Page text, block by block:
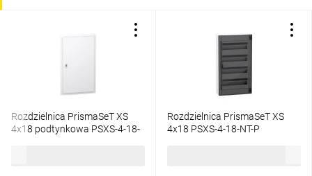
Rozdzielnica PrismaSeT XS
4x18 podtynkowa PSXS-4-18-
Rozdzielnica PrismaSeT XS
4x18 PSXS-4-18-NT-P